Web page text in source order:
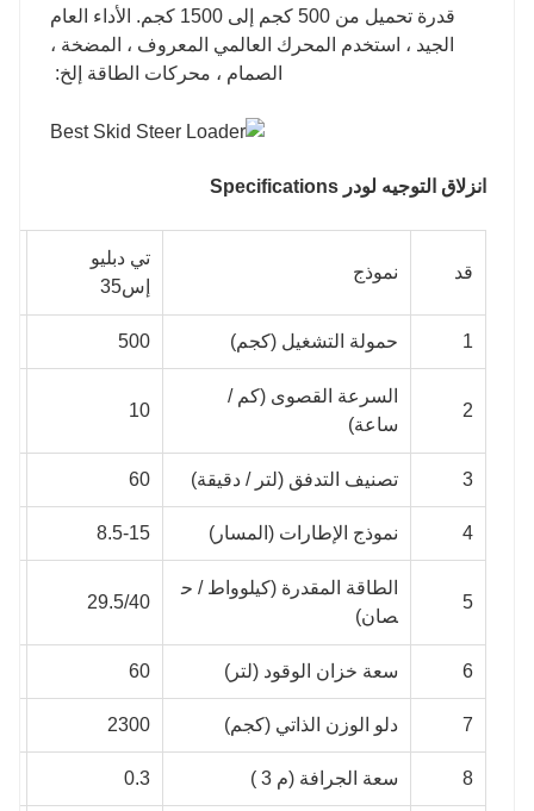
قدرة تحميل من 500 كجم إلى 1500 كجم. الأداء العام
الجيد ، استخدم المحرك العالمي المعروف ، المضخة ،
الصمام ، محركات الطاقة إلخ:
انزلاق التوجيه لودر S pecifications
قد نموذج
تي دبليو
إس35
1 حمولة التشغيل (كجم) 500
2
السرعة القصوى (كم /
ساعة)
10
3 تصنيف التدفق (لتر / دقيقة) 60
4 نموذج الإطارات (المسار) 8.5-15
5
الطاقة المقدرة (كيلوواط / ح
صان)
29.5/40
6 سعة خزان الوقود (لتر) 60
7 دلو الوزن الذاتي (كجم) 2300
8 سعة الجرافة (م 3 ) 0.3